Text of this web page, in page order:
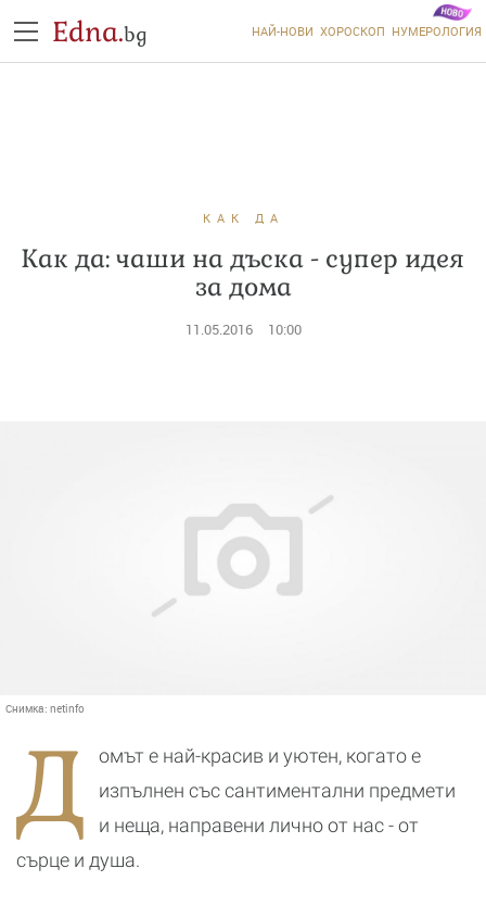
Edna.bg НАЙ-НОВИ ХОРОСКОП НУМЕРОЛОГИЯ
КАК ДА
Как да: чаши на дъска - супер идея
за дома
11.05.2016 10:00
Снимка: netinfo
Д
омът е най-красив и уютен, когато е
изпълнен със сантиментални предмети
и неща, направени лично от нас - от
сърце и душа.